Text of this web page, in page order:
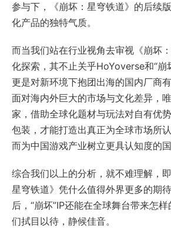
参与下，《崩坏：星穹铁道》的后续
化产品的独特气质。
而当我们站在行业视角去审视《崩坏
化探索，其不止关乎HoYoverse和“崩
更是对新环境下抱团出海的国内厂商
面对海内外巨大的市场与文化差异，
家，借助全球化题材与玩法对自有优
包装，才能打造出真正为全球市场所
而为中国游戏产业树立更具认知度的国
综合我们以上的分析，就不难理解，
星穹铁道》凭什么值得外界更多的期
后，“崩坏”IP还能在全球舞台带来怎
们拭目以待，静候佳音。